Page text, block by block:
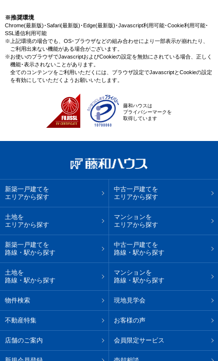
※推奨環境
Chrome(最新版)･Safari(最新版)･Edge(最新版)･Javascript利用可能･Cookie利用可能･
SSL通信利用可能
※上記環境の場合でも、OS･ブラウザなどの組み合わせにより一部表示が崩れたり、
ご利用出来ない機能がある場合がございます。
※お使いのブラウザでJavascriptおよびCookieの設定を無効にされている場合、正しく
機能･表示されないことがあります。
全てのコンテンツをご利用いただくには、ブラウザ設定でJavascriptとCookieの設定
を有効にしていただくようお願いいたします。
藤和ハウスは
プライバシーマークを
取得しています
新築一戸建てを
エリアから探す
中古一戸建てを
エリアから探す
土地を
エリアから探す
マンションを
エリアから探す
新築一戸建てを
路線・駅から探す
中古一戸建てを
路線・駅から探す
土地を
路線・駅から探す
マンションを
路線・駅から探す
物件検索 現地見学会
不動産特集 お客様の声
店舗のご案内 会員限定サービス